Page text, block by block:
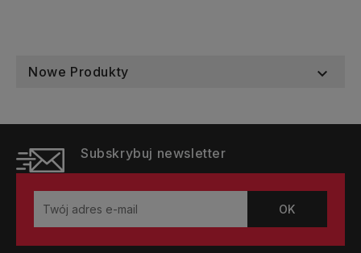
Nowe Produkty 
Subskrybuj newsletter